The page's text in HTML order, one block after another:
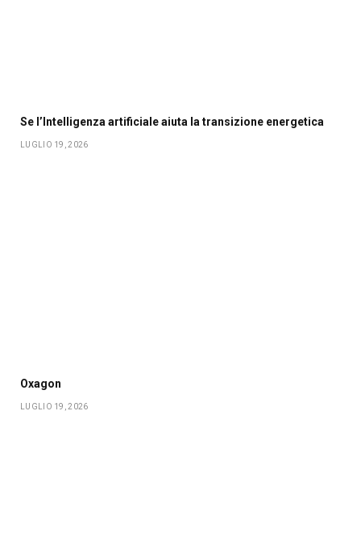
Se l’Intelligenza artificiale aiuta la transizione energetica
LUGLIO 19, 2026
Oxagon
LUGLIO 19, 2026